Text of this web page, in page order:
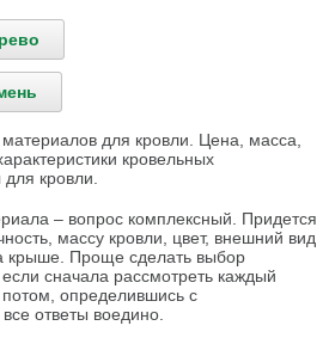
для кровли. Цена, масса,
кровельных
кровли.
– вопрос комплексный. Придется
массу кровли, цвет, внешний вид
крыше. Проще сделать выбор
сначала рассмотреть каждый
определившись с
ответы воедино.